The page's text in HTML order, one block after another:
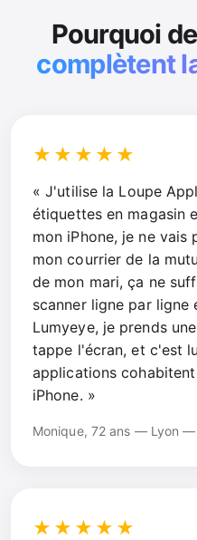
Pourquoi
complètent
★★★★★
« J'utilise la Loupe
étiquettes en magasin
mon iPhone, je ne vais
mon courrier de la
de mon mari, ça ne
scanner ligne par ligne
Lumyeye, je prends
tappe l'écran, et c'est
applications
iPhone. »
Monique, 72 ans — Lyon
★★★★★